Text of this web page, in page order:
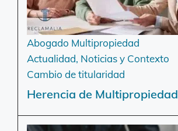
Abogado Multipropiedad
Actualidad, Noticias y Contexto
Cambio de titularidad
Herencia de Multipropiedad